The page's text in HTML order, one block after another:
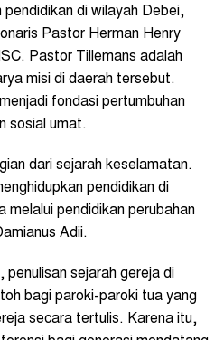
di wilayah Debei,
Pastor Herman Henry
Pastor Tillemans adalah
misi di daerah tersebut.
fondasi pertumbuhan
sosial umat.
dari sejarah keselamatan.
pendidikan di
melalui pendidikan perubahan
Adii.
penulisan sejarah gereja di
bagi paroki-paroki tua yang
secara tertulis. Karena itu,